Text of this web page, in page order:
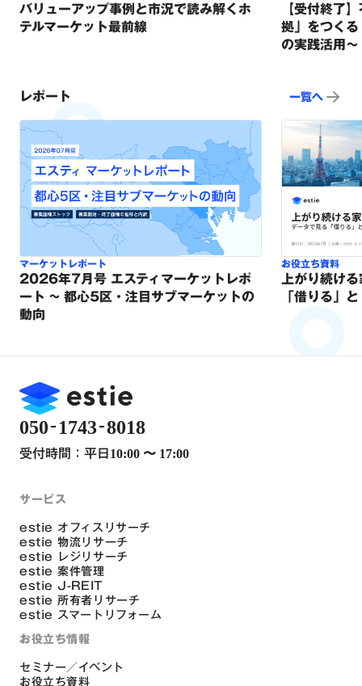
バリューアップ事例と市況で読み解くホ
テルマーケット最前線
【受付終了
拠」をつく
の実践活用～
レポート 一覧へ
マーケットレポート
2026年7月号 エスティマーケットレポ
ート ~ 都心5区・注目サブマーケットの
動向
お役立ち資料
上がり続け
「借りる」
050-1743-8018
受付時間：平日 10:00 〜 17:00
サービス
estie オフィスリサーチ
estie 物流リサーチ
estie レジリサーチ
estie 案件管理
estie J-REIT
estie 所有者リサーチ
estie スマートリフォーム
お役立ち情報
セミナー／イベント
お役立ち資料